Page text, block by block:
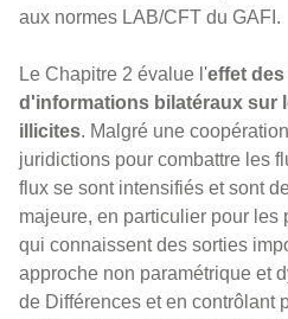
aux normes LAB/CFT du GAFI.
Le Chapitre 2 évalue l'effet
d'informations bilatéraux sur
illicites. Malgré une
juridictions pour combattre les
flux se sont intensifiés et sont
majeure, en particulier pour les
qui connaissent des sorties
approche non paramétrique et
de Différences et en contrôlant